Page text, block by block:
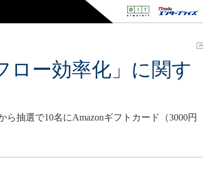
ロー効率化」に関す
抽選で10名にAmazonギフトカード（3000円